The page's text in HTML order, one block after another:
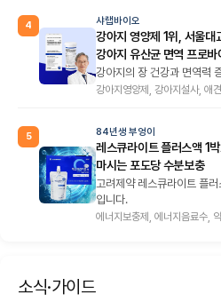
4 샤랩바이오
강아지 영양제 1위, 서울
강아지 유산균 면역 프로
강아지의 장 건강과 면역력
강아지영양제, 강아지설사, 애
5 84년생 부엉이
레스큐라이트 플러스액 1
마시는 포도당 수분보충
고려제약 레스큐라이트 플
입니다.
에너지보충제, 에너지음료수,
소식·가이드